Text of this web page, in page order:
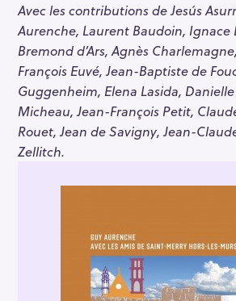
Avec les contributions de Jesús
Aurenche, Laurent Baudoin, Ignace
Bremond d’Ars, Agnès
François Euvé, Jean-Baptiste de
Guggenheim, Elena Lasida,
Micheau, Jean-François Petit,
Rouet, Jean de Savigny, Jean-
Zellitch.